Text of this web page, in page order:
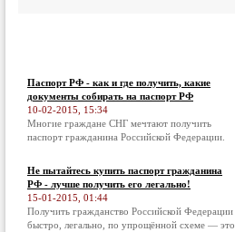
Паспорт РФ - как и где получить, какие
документы собирать на паспорт РФ
10-02-2015, 15:34
Многие граждане СНГ мечтают получить
паспорт гражданина Российской Федерации.
Не пытайтесь купить паспорт гражданина
РФ - лучше получить его легально!
15-01-2015, 01:44
Получить гражданство Российской Федерации
быстро, легально, по упрощённой схеме — это